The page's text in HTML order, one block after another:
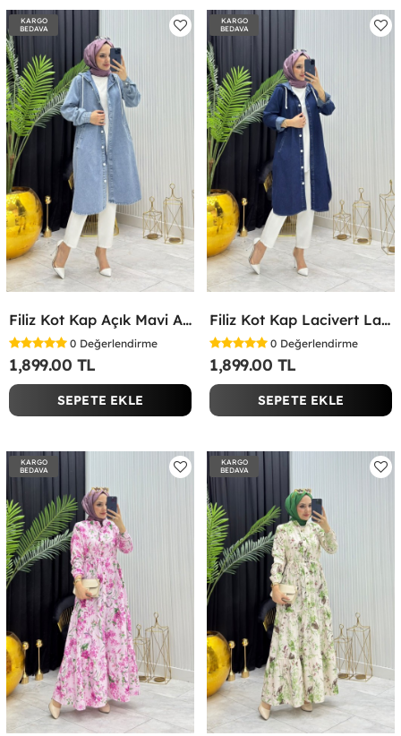
KARGO
BEDAVA
Filiz Kot Kap Açık Mavi Açık Mavi
0 Değerlendirme
1,899.00 TL
SEPETE EKLE
KARGO
BEDAVA
Filiz Kot Kap Lacivert Lacivert
0 Değerlendirme
1,899.00 TL
SEPETE EKLE
KARGO
BEDAVA
KARGO
BEDAVA